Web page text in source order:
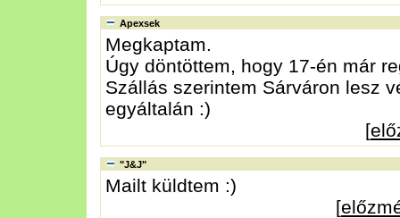
Apexsek
Megkaptam.
Úgy döntöttem, hogy 17-én már
Szállás szerintem Sárváron lesz
egyáltalán :)
[
"J&J"
Mailt küldtem :)
[